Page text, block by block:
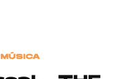
MÚSICA